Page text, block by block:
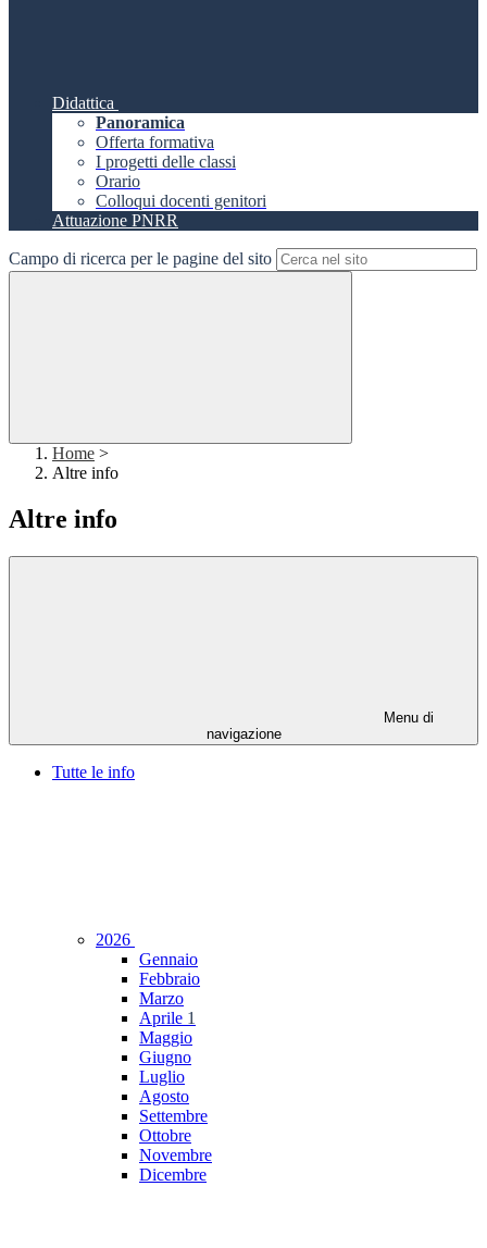
Didattica
Panoramica
Offerta formativa
I progetti delle classi
Orario
Colloqui docenti genitori
Attuazione PNRR
Campo di ricerca per le pagine del sito
Home >
Altre info
Altre info
Menu di
navigazione
Tutte le info
2026
Gennaio
Febbraio
Marzo
Aprile 1
Maggio
Giugno
Luglio
Agosto
Settembre
Ottobre
Novembre
Dicembre